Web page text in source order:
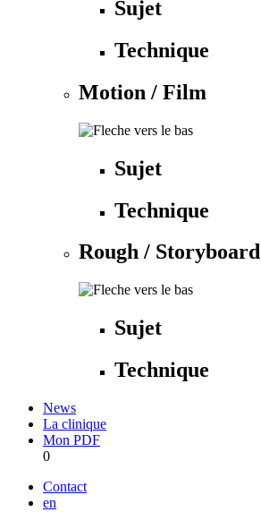
Sujet
Technique
Motion / Film
Sujet
Technique
Rough / Storyboard
Sujet
Technique
News
La clinique
Mon PDF
0
Contact
en